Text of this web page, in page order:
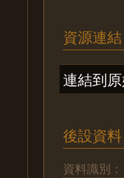
資源連結
連結到
後設資料
資料識別：